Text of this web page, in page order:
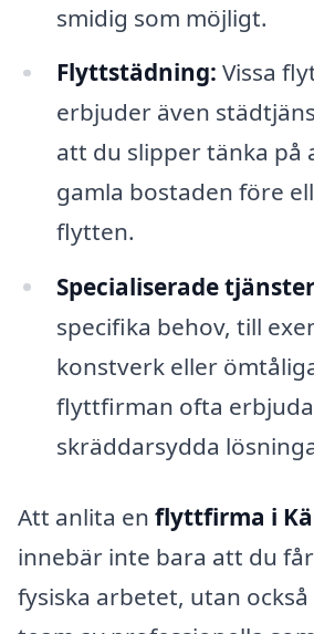
smidig som möjligt.
Flyttstädning: Vissa
erbjuder även
att du slipper tänka på
gamla bostaden före
flytten.
Specialiserade
specifika behov, till
konstverk eller
flyttfirman ofta erbjuda
skräddarsydda
Att anlita en flyttfirma i
innebär inte bara att du
fysiska arbetet, utan